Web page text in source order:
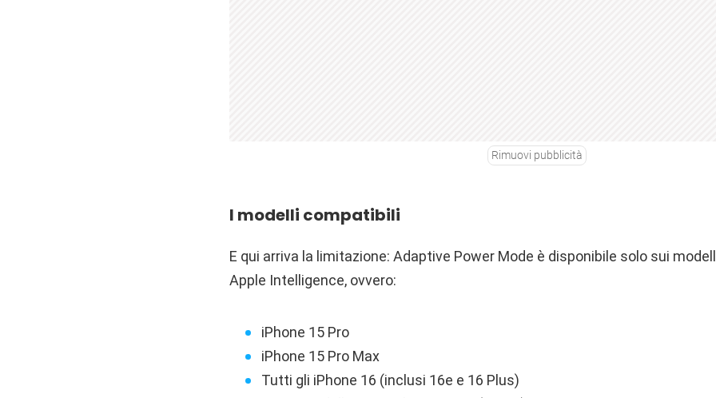
Rimuovi pubblicità
I modelli compatibili
E qui arriva la limitazione: Adaptive Power Mode è disponibile solo sui
Apple Intelligence, ovvero:
iPhone 15 Pro
iPhone 15 Pro Max
Tutti gli iPhone 16 (inclusi 16e e 16 Plus)